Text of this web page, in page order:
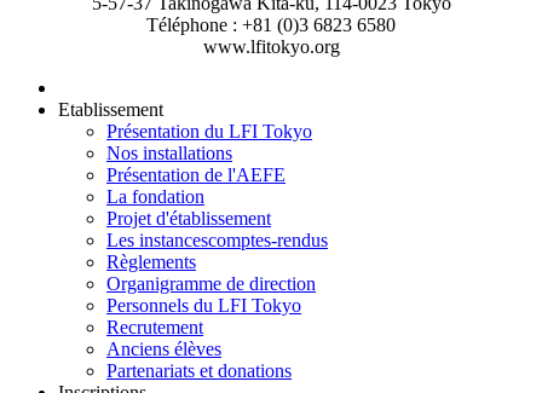
Téléphone : +81 (0)3 6823 6580
www.lfitokyo.org
Etablissement
Présentation du LFI Tokyo
Nos installations
Présentation de l'AEFE
La fondation
Projet d'établissement
Les instancescomptes-rendus
Règlements
Organigramme de direction
Personnels du LFI Tokyo
Recrutement
Anciens élèves
Partenariats et donations